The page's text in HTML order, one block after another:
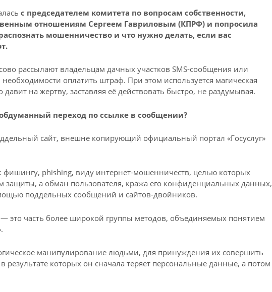
с председателем комитета по вопросам собственности,
отношениям Сергеем Гавриловым (КПРФ) и попросила
мошенничество и что нужно делать, если вас
рассылают владельцам дачных участков SMS-сообщения или
оплатить штраф. При этом используется магическая
на жертву, заставляя её действовать быстро, не раздумывая.
переход по ссылке в сообщении?
сайт, внешне копирующий официальный портал «Госуслуг»
фишингу, phishing, виду интернет-мошенничеств, целью которых
защиты, а обман пользователя, кража его конфиденциальных данных,
поддельных сообщений и сайтов-двойников.
это часть более широкой группы методов, объединяемых понятием
манипулирование людьми, для принуждения их совершить
результате которых он сначала теряет персональные данные, а потом